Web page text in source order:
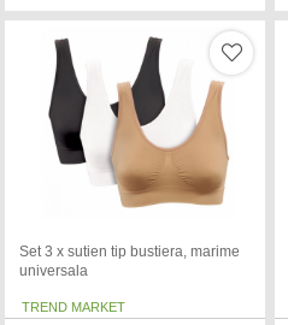
Set 3 x sutien tip bustiera, marime
universala
TREND MARKET